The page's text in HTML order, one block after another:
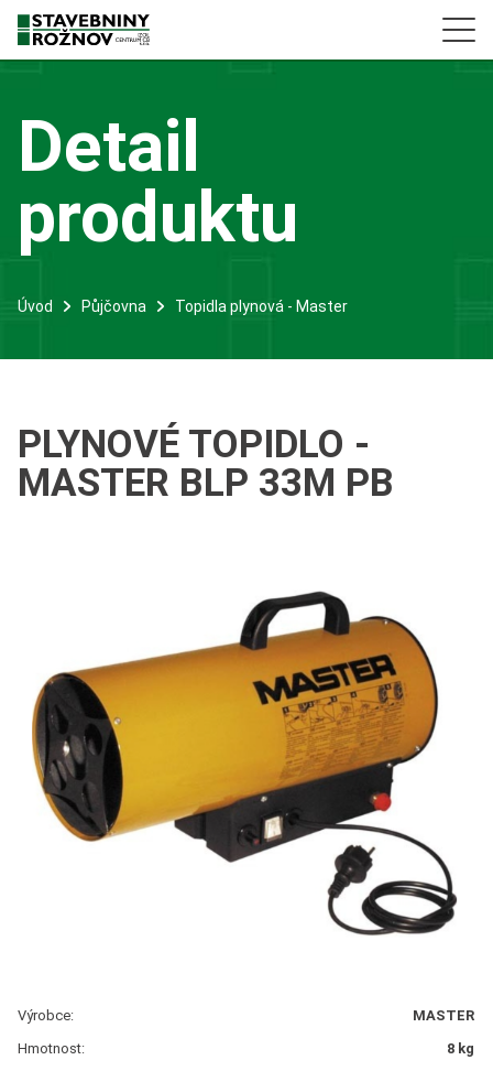
Detail
produktu
Úvod Půjčovna Topidla plynová - Master
PLYNOVÉ TOPIDLO -
MASTER BLP 33M PB
Výrobce:
MASTER
Hmotnost:
8 kg